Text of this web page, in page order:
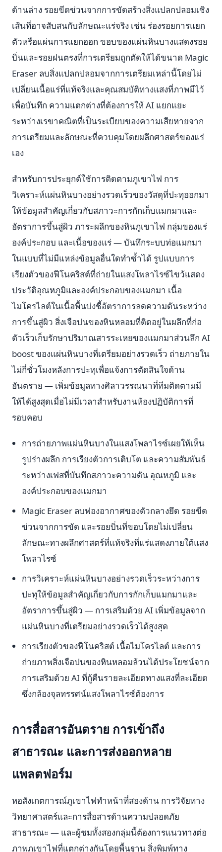
ด้านล่าง รอยขีดข่วนจากการขัดสร้างสิ่งแปลกปลอมเชิง
เส้นที่อาจสับสนกับลักษณะแร่จริง เช่น ร่องรอยการแยก
ตัวหรือแผ่นการแยกออก ขอบของแผ่นหินบางแสดงรอย
บิ่นและรอยฝนตรงที่การเตรียมถูกตัดให้ได้ขนาด Magic
Eraser ลบสิ่งแปลกปลอมจากการเตรียมเหล่านี้โดยไม่
เปลี่ยนเนื้อแร่ที่แท้จริงและคุณสมบัติทางแสงที่ภาพมีไว้
เพื่อบันทึก ความแตกต่างที่ต้องการให้ AI แยกแยะ
ระหว่างเรขาคณิตที่เป็นระเบียบของความเสียหายจาก
การเตรียมและลักษณะที่ควบคุมโดยผลึกศาสตร์ของแร่
เอง
สำหรับการประยุกต์ใช้การติดตามภูเขาไฟ การ
วิเคราะห์แผ่นหินบางอย่างรวดเร็วของวัสดุที่ปะทุออกมา
ให้ข้อมูลสำคัญเกี่ยวกับสภาวะการกักเก็บแมกมาและ
อัตราการขึ้นสู่ผิว ภาระผลึกของหินภูเขาไฟ กลุ่มของแร่
องค์ประกอบ และเนื้อของแร่ — บันทึกระบบท่อแมกมา
ในแบบที่ไม่มีแหล่งข้อมูลอื่นใดทำซ้ำได้ รูปแบบการ
เรียงตัวของฟีโนคริสต์ที่ถ่ายในแสงโพลาไรซ์ไขว้แสดง
ประวัติอุณหภูมิและองค์ประกอบของแมกมา เนื้อ
ไมโครไลต์ในเนื้อพื้นบ่งชี้อัตราการลดความดันระหว่าง
การขึ้นสู่ผิว สิ่งเจือปนของหินหลอมที่ติดอยู่ในผลึกที่ก่อ
ตัวเร็วเก็บรักษาปริมาณสารระเหยของแมกมาส่วนลึก AI
boost ของแผ่นหินบางที่เตรียมอย่างรวดเร็ว ถ่ายภายใน
ไม่กี่ชั่วโมงหลังการปะทุเพื่อแจ้งการตัดสินใจด้าน
อันตราย — เพิ่มข้อมูลทางศิลาวรรณนาที่ทีมติดตามมี
ให้ได้สูงสุดเมื่อไม่มีเวลาสำหรับงานห้องปฏิบัติการที่
รอบคอบ
การถ่ายภาพแผ่นหินบางในแสงโพลาไรซ์เผยให้เห็น
รูปร่างผลึก การเรียงตัวการเติบโต และความสัมพันธ์
ระหว่างเฟสที่บันทึกสภาวะความดัน อุณหภูมิ และ
องค์ประกอบของแมกมา
Magic Eraser ลบฟองอากาศของตัวกลางยึด รอยขีด
ข่วนจากการขัด และรอยบิ่นที่ขอบโดยไม่เปลี่ยน
ลักษณะทางผลึกศาสตร์ที่แท้จริงที่แร่แสดงภายใต้แสง
โพลาไรซ์
การวิเคราะห์แผ่นหินบางอย่างรวดเร็วระหว่างการ
ปะทุให้ข้อมูลสำคัญเกี่ยวกับการกักเก็บแมกมาและ
อัตราการขึ้นสู่ผิว — การเสริมด้วย AI เพิ่มข้อมูลจาก
แผ่นหินบางที่เตรียมอย่างรวดเร็วได้สูงสุด
การเรียงตัวของฟีโนคริสต์ เนื้อไมโครไลต์ และการ
ถ่ายภาพสิ่งเจือปนของหินหลอมล้วนได้ประโยชน์จาก
การเสริมด้วย AI ที่กู้คืนรายละเอียดทางแสงที่ละเอียด
ซึ่งกล้องจุลทรรศน์แสงโพลาไรซ์ต้องการ
การสื่อสารอันตราย การเข้าถึง
สาธารณะ และการส่งออกหลาย
แพลตฟอร์ม
หอสังเกตการณ์ภูเขาไฟทำหน้าที่สองด้าน การวิจัยทาง
วิทยาศาสตร์และการสื่อสารด้านความปลอดภัย
สาธารณะ — และผู้ชมทั้งสองกลุ่มนี้ต้องการแนวทางต่อ
ภาพภูเขาไฟที่แตกต่างกันโดยพื้นฐาน สิ่งพิมพ์ทาง